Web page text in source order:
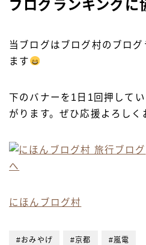
ブログランキング
当ブログはブログ村のブロ
ます
下のバナーを1日1回押して
がります。ぜひ応援よろしく
にほんブログ村
#おみやげ #京都 #嵐電